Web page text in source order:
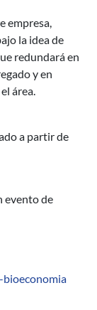
empresa,
la idea de
redundará en
y en
área.
a partir de
evento de